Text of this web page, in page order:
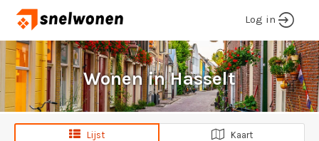
Log in
Lijst Kaart
Wonen in Hasselt